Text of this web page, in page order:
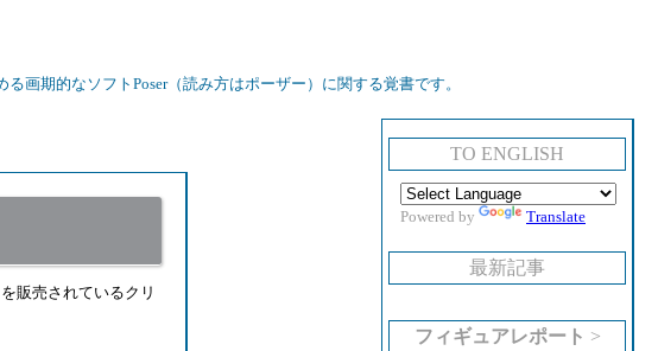
画期的なソフトPoser（読み方はポーザー）に関する覚書です。
販売されているクリ
TO ENGLISH
Powered by Translate
最新記事
フィギュアレポート >